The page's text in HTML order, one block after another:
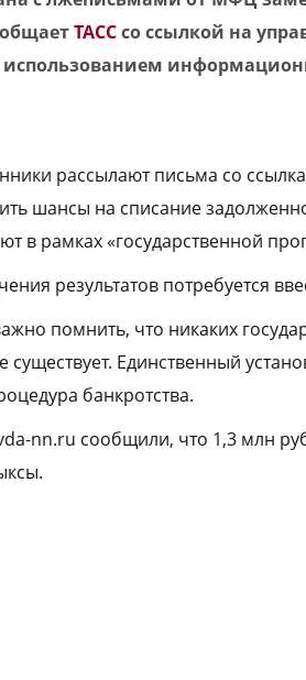
ТАССсо ссылкой на
рассылают письма со
шансы на списание
в рамках «государственной
результатов потребуется
помнить, что никаких
существует. Единственный
банкротства.
nn.ru сообщили, что 1,3 млн